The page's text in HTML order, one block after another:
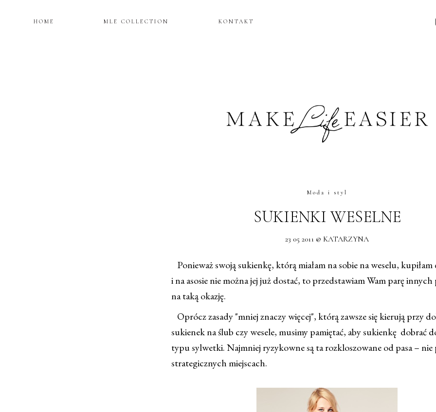
HOME MLE COLLECTION KONTAKT
Moda i styl
SUKIENKI WESELNE
23 05 2011 @ KATARZYNA
Ponieważ swoją sukienkę, którą miałam na sobie na weselu,
i na asosie nie można jej już dostać, to przedstawiam Wam parę
na taką okazję.
Oprócz zasady "mniej znaczy więcej", którą zawsze się kierują przy
sukienek na ślub czy wesele, musimy pamiętać, aby sukienkę dobrać
typu sylwetki. Najmniej ryzykowne są ta rozkloszowane od pasa – nie
strategicznych miejscach.